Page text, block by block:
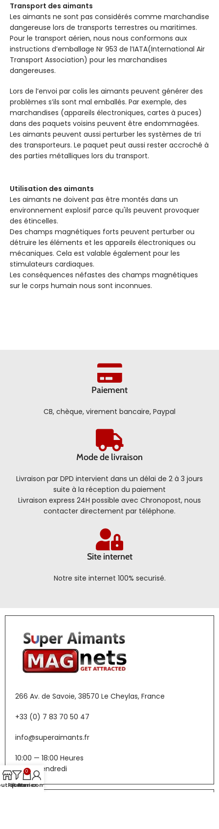
Transport des aimants
Les aimants ne sont pas considérés comme marchandise
dangereuse lors de transports terrestres ou maritimes.
Pour le transport aérien, nous nous conformons aux
instructions d’emballage Nr 953 de l’IATA(International Air
Transport Association) pour les marchandises
dangereuses.
Lors de l’envoi par colis les aimants peuvent générer des
problèmes s’ils sont mal emballés. Par exemple, des
marchandises (appareils électroniques, cartes à puces)
dans des paquets voisins peuvent être endommagées.
Les aimants peuvent aussi perturber les systèmes de tri
des transporteurs. Le paquet peut aussi rester accroché à
des parties métalliques lors du transport.
Utilisation des aimants
Les aimants ne doivent pas être montés dans un
environnement explosif parce qu'ils peuvent provoquer
des étincelles.
Des champs magnétiques forts peuvent perturber ou
détruire les éléments et les appareils électroniques ou
mécaniques. Cela est valable également pour les
stimulateurs cardiaques.
Les conséquences néfastes des champs magnétiques
sur le corps humain nous sont inconnues.
Paiement
CB, chèque, virement bancaire, Paypal
Mode de livraison
Livraison par DPD intervient dans un délai de 2 à 3 jours
suite à la réception du paiement
Livraison express 24H possible avec Chronopost, nous
contacter directement par téléphone.
Site internet
Notre site internet 100% securisé.
266 Av. de Savoie, 38570 Le Cheylas, France
+33 (0) 7 83 70 50 47
info@superaimants.fr
10:00 — 18:00 Heures
Lundi-Vendredi
Filtres
0
Panier
Mon compte